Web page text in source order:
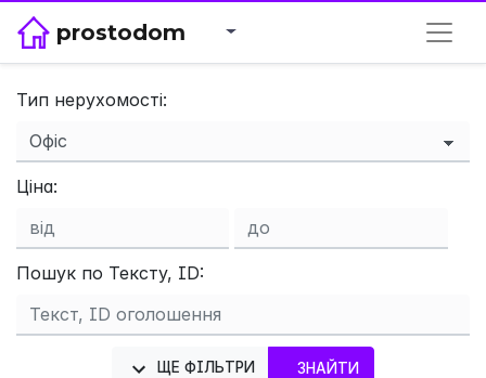
prostodom
Тип нерухомості:
Ціна:
Пошук по Тексту, ID:
ЩЕ ФІЛЬТРИ ЗНАЙТИ
×